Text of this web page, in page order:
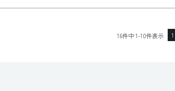
16件中1-10件表示 1